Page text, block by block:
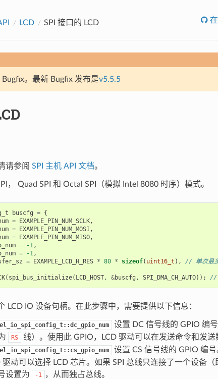
LCD SPI 接口的 LCD
。最新 Bugfix 发布是v5.5.5
请参阅 SPI 主机 API 文档。
， Quad SPI 和 Octal SPI（模拟 Intel 8080 时序）模式。
buscfg = {
= EXAMPLE_PIN_NUM_SCLK,
= EXAMPLE_PIN_NUM_MOSI ,
= EXAMPLE_PIN_NUM_MISO,
= -1,
= -1,
= EXAMPLE_LCD_H_RES * 80 * sizeof( uint16_t ),
// 单次最多
( spi_bus_initialize( LCD_HOST, &buscfg , SPI_DMA_CH_AUTO)); //
LCD IO 设备句柄。在此步骤中，需要提供以下信息：
设置 DC 信号线的 GPIO 编
RS 线）。使用此 GPIO，LCD 驱动可以在发送命令和发送
设置 CS 信号线的 GPIO 编
驱动可以选择 LCD 芯片。如果 SPI 总线只连接了一个设备（
设置为
-1 ，从而独占总线。